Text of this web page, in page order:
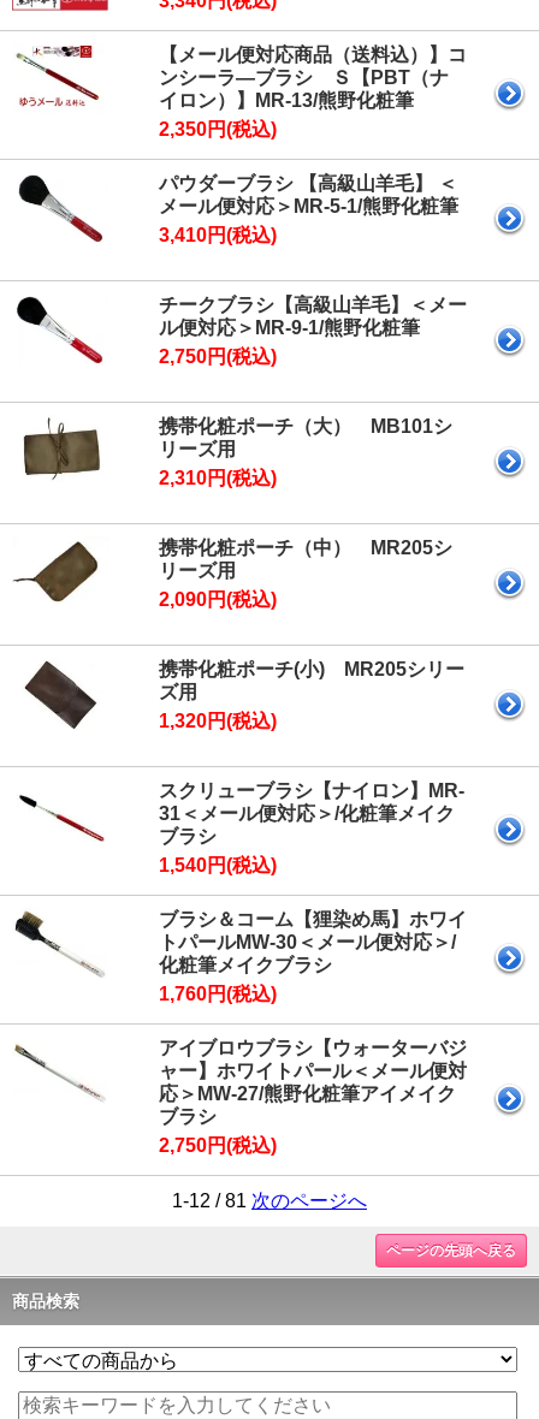
【メール便対応商品（送料込）】コ
ンシーラ―ブラシ Ｓ【PBT（ナ
イロン）】MR-13/熊野化粧筆
2,350円(税込)
パウダーブラシ 【高級山羊毛】 ＜
メール便対応＞MR-5-1/熊野化粧筆
3,410円(税込)
チークブラシ【高級山羊毛】＜メー
ル便対応＞MR-9-1/熊野化粧筆
2,750円(税込)
携帯化粧ポーチ（大） MB101シ
リーズ用
2,310円(税込)
携帯化粧ポーチ（中） MR205シ
リーズ用
2,090円(税込)
携帯化粧ポーチ(小) MR205シリー
ズ用
1,320円(税込)
スクリューブラシ【ナイロン】MR-
31＜メール便対応＞/化粧筆メイク
ブラシ
1,540円(税込)
ブラシ＆コーム【狸染め馬】ホワイ
トパールMW-30＜メール便対応＞/
化粧筆メイクブラシ
1,760円(税込)
アイブロウブラシ【ウォーターバジ
ャー】ホワイトパール＜メール便対
応＞MW-27/熊野化粧筆アイメイク
ブラシ
2,750円(税込)
1-12 / 81 次のページへ
ページの先頭へ戻る
商品検索